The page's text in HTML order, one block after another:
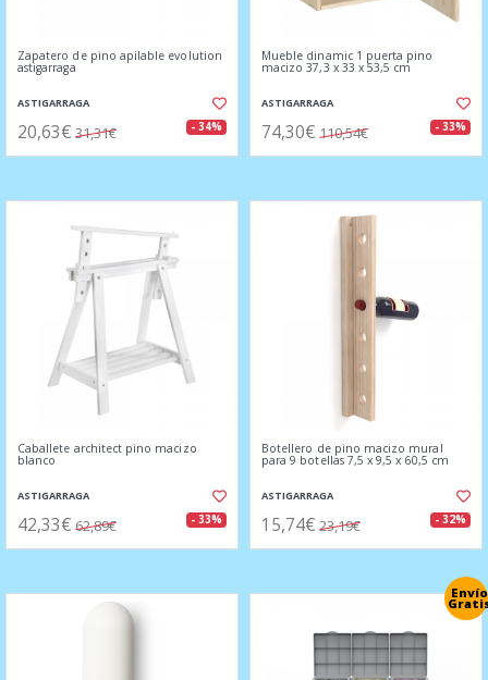
Zapatero de pino apilable evolution
astigarraga
ASTIGARRAGA
20,63€ 31,31€ - 34%
Mueble dinamic 1 puerta pino
macizo 37,3 x 33 x 53,5 cm
ASTIGARRAGA
74,30€ 110,54€ - 33%
Caballete architect pino macizo
blanco
ASTIGARRAGA
42,33€ 62,89€ - 33%
Botellero de pino macizo mural
para 9 botellas 7,5 x 9,5 x 60,5 cm
ASTIGARRAGA
15,74€ 23,19€ - 32%
Envío